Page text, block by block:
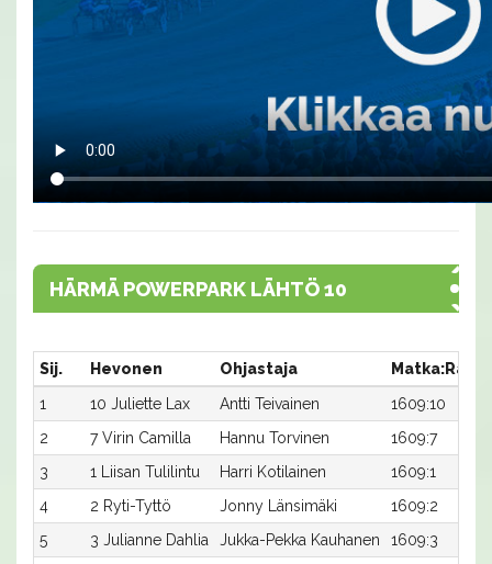
HÄRMÄ POWERPARK LÄHTÖ 10
Sij. Hevonen Ohjastaja
Matka:Rata
1
10 Juliette Lax Antti Teivainen
1609:10
2
7 Virin Camilla Hannu Torvinen
1609:7
3
1 Liisan Tulilintu Harri Kotilainen
1609:1
4
2 Ryti-Tyttö Jonny Länsimäki
1609:2
5
3 Julianne Dahlia Jukka-Pekka Kauhanen
1609:3